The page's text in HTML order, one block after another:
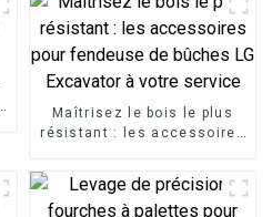
Maîtrisez le bois le plus
résistant : les accessoires
service